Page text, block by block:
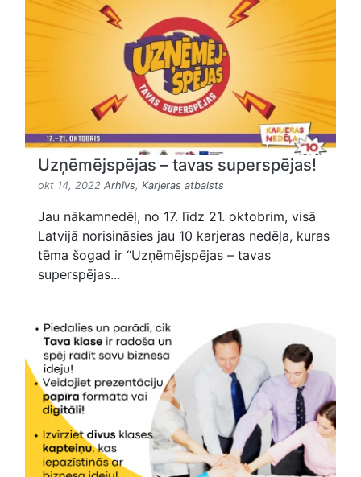
Uzņēmējspējas – tavas superspējas!
okt 14, 2022 Arhīvs, Karjeras atbalsts
Jau nākamnedēļ, no 17. līdz 21. oktobrim, visā
Latvijā norisināsies jau 10 karjeras nedēļa, kuras
tēma šogad ir “Uzņēmējspējas – tavas
superspējas...